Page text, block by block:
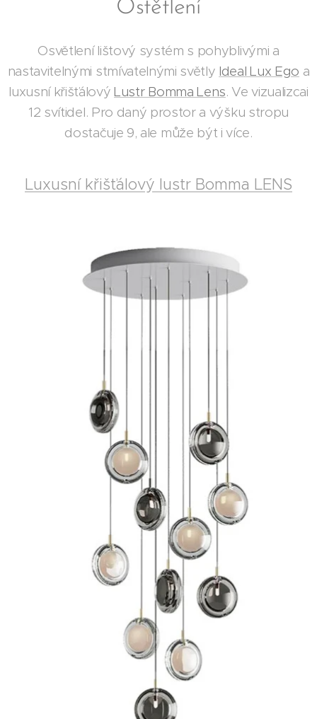
Ostětlení
Osvětlení lištový systém s pohyblivými a
nastavitelnými stmívatelnými světly Ideal Lux Ego a
luxusní křišťálovýLustr Bomma Lens. Ve vizualizcai
12 svítidel. Pro daný prostor a výšku stropu
dostačuje 9, ale může být i více.
Luxusní křišťálový lustr Bomma LENS